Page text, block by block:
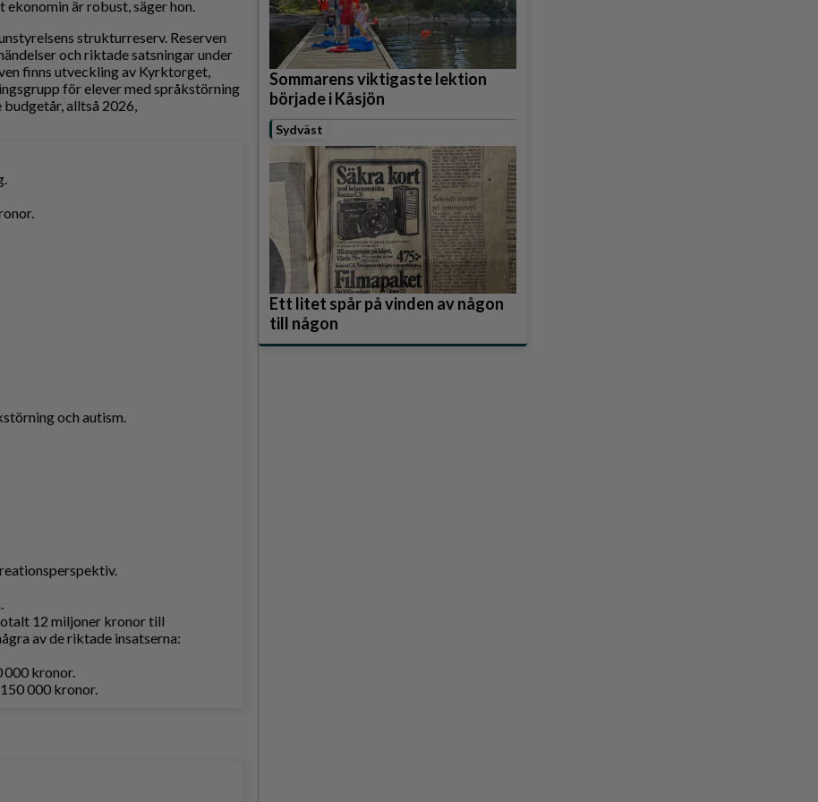
är robust, säger hon.
strukturreserv. Reserven
och riktade satsningar under
finns utveckling av Kyrktorget,
för elever med språkstörning
budgetår, alltså 2026,
och autism.
12 miljoner kronor till
av de riktade insatserna:
000 kronor.
000 kronor.
Sommarens viktigaste lektion
började i Kåsjön
Sydväst
Ett litet spår på vinden av någon
till någon